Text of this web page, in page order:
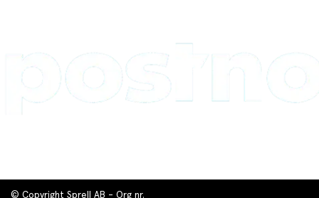
© Copyright Sprell AB - Org nr.